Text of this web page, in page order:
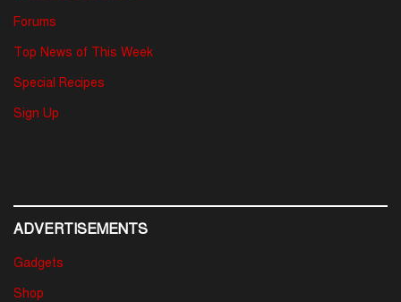
Forums
Top News of This Week
Special Recipes
Sign Up
ADVERTISEMENTS
Gadgets
Shop